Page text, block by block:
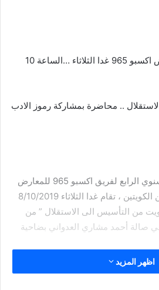
” تقام ضمن فعاليات معرض اكسبو 965 غدا الثلاثاء …الساعة 10
.. محاضرة بمشاركة رموز اﻻدب
ضمن فعاليات المعرض السنوي الرابع لفريق اكسبو 965 للمعارض
التراثية والحرفية والمبدعين الكويتين ، تقام غدا الثلاثاء 8/10/2019
من التأسيس الى الاستقلال ” من
10ص /10.45 ص في صالة أحمد مشاري العدواني بضاحية
طلال الرميضي مؤرخ ورئيس رابطة
اظهر المزيد